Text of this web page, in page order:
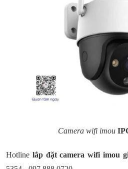
Camera wifi imou
Hotline lắp đặt camera wifi imou